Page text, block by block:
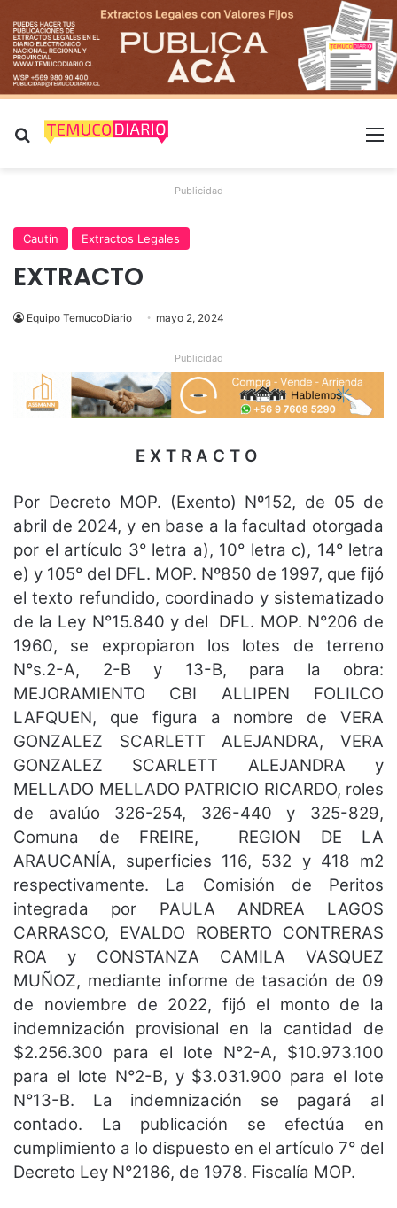
Buscar por
Publicidad
Cautín Extractos Legales
EXTRACTO
Equipo TemucoDiario mayo 2, 2024
Publicidad
E X T R A C T O
Por Decreto MOP. (Exento) Nº152, de 05 de
abril de 2024, y en base a la facultad otorgada
por el artículo 3° letra a), 10° letra c), 14° letra
e) y 105° del DFL. MOP. Nº850 de 1997, que fijó
el texto refundido, coordinado y sistematizado
de la Ley N°15.840 y del DFL. MOP. N°206 de
1960, se expropiaron los lotes de terreno
N°s.2-A, 2-B y 13-B, para la obra:
MEJORAMIENTO CBI ALLIPEN FOLILCO
LAFQUEN, que figura a nombre de VERA
GONZALEZ SCARLETT ALEJANDRA, VERA
GONZALEZ SCARLETT ALEJANDRA y
MELLADO MELLADO PATRICIO RICARDO, roles
de avalúo 326-254, 326-440 y 325-829,
Comuna de FREIRE, REGION DE LA
ARAUCANÍA, superficies 116, 532 y 418 m2
respectivamente. La Comisión de Peritos
integrada por PAULA ANDREA LAGOS
CARRASCO, EVALDO ROBERTO CONTRERAS
ROA y CONSTANZA CAMILA VASQUEZ
MUÑOZ, mediante informe de tasación de 09
de noviembre de 2022, fijó el monto de la
indemnización provisional en la cantidad de
$2.256.300 para el lote N°2-A, $10.973.100
para el lote N°2-B, y $3.031.900 para el lote
N°13-B. La indemnización se pagará al
contado. La publicación se efectúa en
cumplimiento a lo dispuesto en el artículo 7° del
Decreto Ley N°2186, de 1978. Fiscalía MOP.